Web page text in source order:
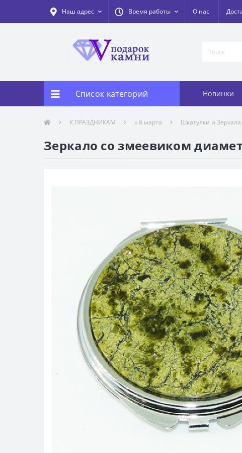
Наш адрес Время работы О нас
Список категорий Новинки
К ПРАЗДНИКАМ к 8 марта Шкатулки и
Зеркало со змеевиком